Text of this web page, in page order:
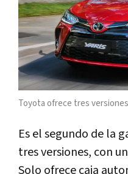
Toyota ofrece tres
Es el segundo de la
tres versiones, con
Solo ofrece caja